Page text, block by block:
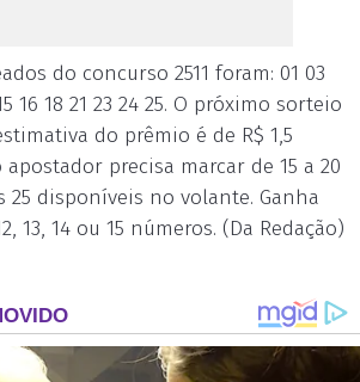
do concurso 2511 foram: 01 03
16 18 21 23 24 25. O próximo sorteio
do prêmio é de R$ 1,5
precisa marcar de 15 a 20
25 disponíveis no volante. Ganha
13, 14 ou 15 números. (Da Redação)